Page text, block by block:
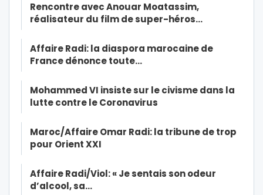
Rencontre avec Anouar Moatassim,
réalisateur du film de super-héros…
Affaire Radi: la diaspora marocaine de
France dénonce toute…
Mohammed VI insiste sur le civisme dans la
lutte contre le Coronavirus
Maroc/Affaire Omar Radi: la tribune de trop
pour Orient XXI
Affaire Radi/Viol: « Je sentais son odeur
d’alcool, sa…